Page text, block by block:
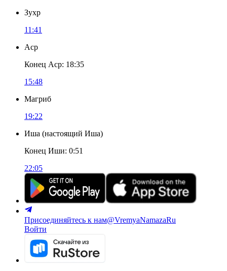
Зухр
11:41
Аср
Конец Аср: 18:35
15:48
Магриб
19:22
Иша (настоящий Иша)
Конец Иши: 0:51
22:05
Присоединяйтесь к нам@VremyaNamazaRu
Войти